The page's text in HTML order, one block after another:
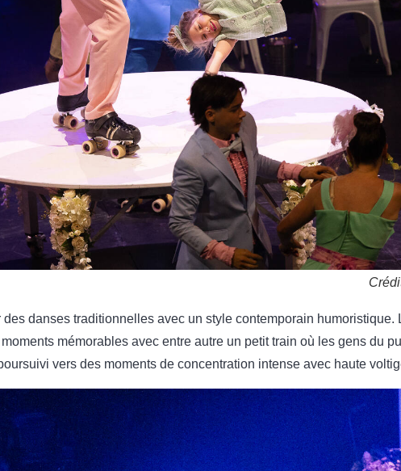
des danses traditionnelles avec un style contemporain humoristique.
mémorables avec entre autre un petit train où les gens du
poursuivi vers des moments de concentration intense avec haute